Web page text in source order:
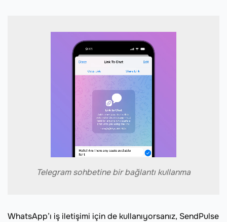
Telegram sohbetine bir bağlantı kullanma
WhatsApp’ı iş iletişimi için de kullanıyorsanız, SendPulse